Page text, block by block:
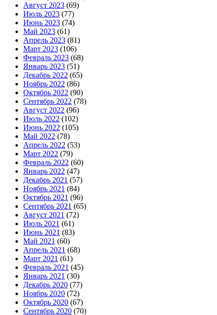
Август 2023 (69)
Июль 2023 (77)
Июнь 2023 (74)
Май 2023 (61)
Апрель 2023 (81)
Март 2023 (106)
Февраль 2023 (68)
Январь 2023 (51)
Декабрь 2022 (65)
Ноябрь 2022 (86)
Октябрь 2022 (90)
Сентябрь 2022 (78)
Август 2022 (96)
Июль 2022 (102)
Июнь 2022 (105)
Май 2022 (78)
Апрель 2022 (53)
Март 2022 (79)
Февраль 2022 (60)
Январь 2022 (47)
Декабрь 2021 (57)
Ноябрь 2021 (84)
Октябрь 2021 (96)
Сентябрь 2021 (65)
Август 2021 (72)
Июль 2021 (61)
Июнь 2021 (83)
Май 2021 (60)
Апрель 2021 (68)
Март 2021 (61)
Февраль 2021 (45)
Январь 2021 (30)
Декабрь 2020 (77)
Ноябрь 2020 (72)
Октябрь 2020 (67)
Сентябрь 2020 (70)